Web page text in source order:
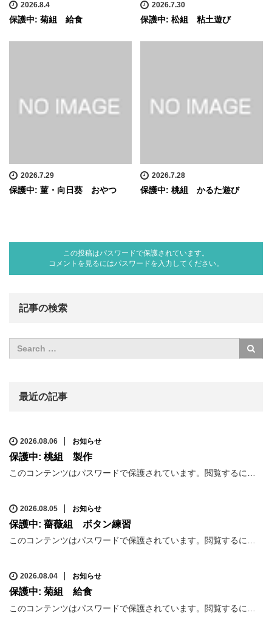
2026.8.4
保護中: 菊組 給食
2026.7.30
保護中: 松組 粘土遊び
2026.7.29
保護中: 菫・向日葵 おやつ
2026.7.28
保護中: 桃組 かるた遊び
この投稿はパスワードで保護されています。
コメントを見るにはパスワードを入力してください。
記事の検索
最近の記事
2026.08.06 お知らせ
保護中: 桃組 製作
このコンテンツはパスワードで保護されています。閲覧するに…
2026.08.05 お知らせ
保護中: 薔薇組 ボタン練習
このコンテンツはパスワードで保護されています。閲覧するに…
2026.08.04 お知らせ
保護中: 菊組 給食
このコンテンツはパスワードで保護されています。閲覧するに…